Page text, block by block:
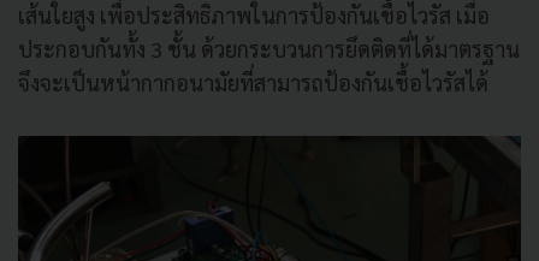
เส้นใยสูง เพื่อประสิทธิภาพในการป้องกันเชื้อไวรัส เมื่อ
ประกอบกันทั้ง 3 ชั้น ด้วยกระบวนการยึดติดที่ได้มาตรฐาน
จึงจะเป็นหน้ากากอนามัยที่สามารถป้องกันเชื้อไวรัสได้